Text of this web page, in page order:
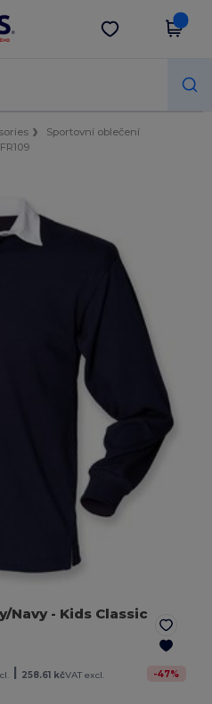
Stáhnout app
Sportovní oblečení
Navy- Kids Classic
| 258.61 kčVAT excl. -47%